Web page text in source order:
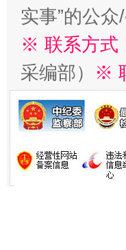
实事”的公
※ 联系方式
采编部） ※